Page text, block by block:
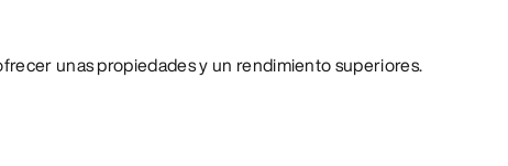
unas propiedades y un rendimiento superiores.